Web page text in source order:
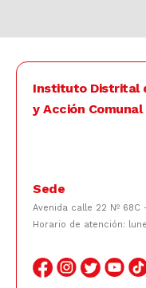
Instituto Distrital
y Acción Comunal
Sede
Avenida calle 22 Nº 68C
Horario de atención: